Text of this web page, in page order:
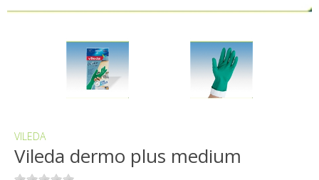
VILEDA
Vileda dermo plus medium